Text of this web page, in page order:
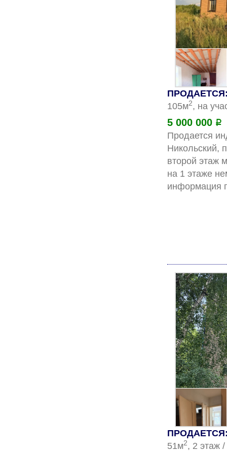
ПРОДАЕТСЯ:
105м2, на
5 000 000 Р
Продается
Никольский,
второй этаж
на 1 этаже
ПРОДАЕТСЯ:
51м2, 2 этаж